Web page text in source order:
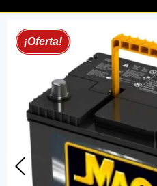
¡Oferta!